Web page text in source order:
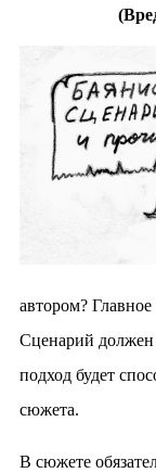
(
автором? Главное
Сценарий должен
подход будет
сюжета.
В сюжете